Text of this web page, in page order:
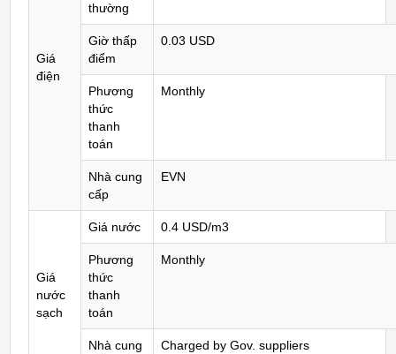
Giá
điện
thường
Giờ thấp
điểm
0.03 USD
Phương
thức
thanh
toán
Monthly
Nhà cung
cấp
EVN
Giá
nước
sạch
Giá nước 0.4 USD/m3
Phương
thức
thanh
toán
Monthly
Nhà cung
Charged by Gov. suppliers